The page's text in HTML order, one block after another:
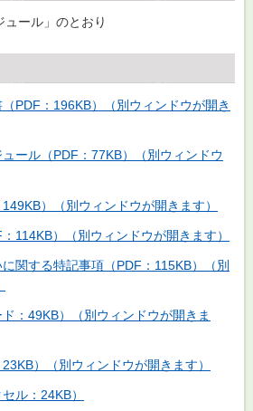
ール」のとおり
PDF：196KB）（別ウィンドウが開き
ール（PDF：77KB）（別ウィンドウ
）（別ウィンドウが開きます）
114KB）（別ウィンドウが開きます）
関する特記事項（PDF：115KB）（別
：49KB）（別ウィンドウが開きま
）（別ウィンドウが開きます）
ル：24KB）